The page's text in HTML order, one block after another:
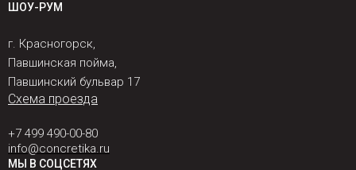
ШОУ-РУМ
г. Красногорск,
Павшинская пойма,
Павшинский бульвар 17
Схема проезда
+7 499 490-00-80
info@concretika.ru
МЫ В СОЦСЕТЯХ